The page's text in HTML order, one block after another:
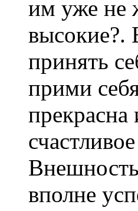
им уже не
высокие?.
принять
прими
прекрасна
вполне